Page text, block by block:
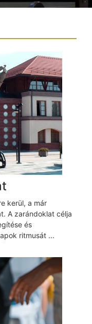
kerül, a már
A zarándoklat célja
és
ritmusát ...